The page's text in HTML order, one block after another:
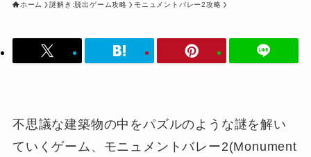
ホーム 謎解き:脱出ゲーム攻略 モニュメントバレー2攻略
不思議な建築物の中をパズルのような謎を解い
ていくゲーム、モニュメントバレー2(Monument